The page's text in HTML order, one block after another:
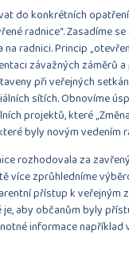
do konkrétních
radnice“. Zasadíme
radnici. Princip
závažných záměrů
při veřejných
sítích. Obnovíme
projektů, které
byly novým vedením
rozhodovala za
více zprůhledníme
přístup k veřejným
aby občanům byly
informace například